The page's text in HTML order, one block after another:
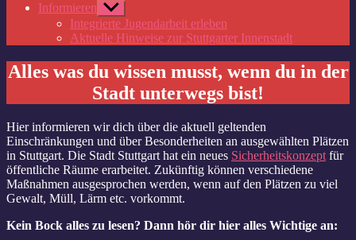
Informieren Untermenü
anzeigen
Integrierte Jugendarbeit erleben
Aktuelle Hinweise zur Stuttgarter Innenstadt
Alles was du wissen musst, wenn du in der
Stadt unterwegs bist!
Hier informieren wir dich über die aktuell geltenden
Einschränkungen und über Besonderheiten an ausgewählten Plätzen
in Stuttgart. Die Stadt Stuttgart hat ein neues Sicherheitskonzept für
öffentliche Räume erarbeitet. Zukünftig können verschiedene
Maßnahmen ausgesprochen werden, wenn auf den Plätzen zu viel
Gewalt, Müll, Lärm etc. vorkommt.
Kein Bock alles zu lesen? Dann hör dir hier alles Wichtige an: